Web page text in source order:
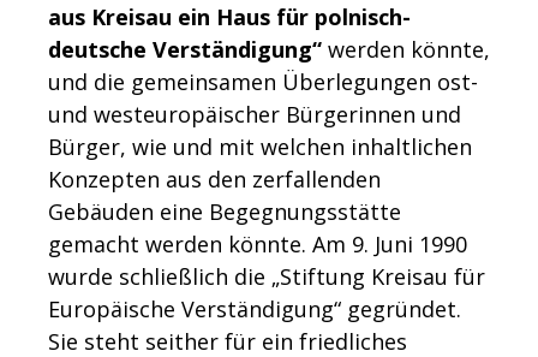
aus Kreisau ein Haus für polnisch-
deutsche Verständigung“ werden könnte,
und die gemeinsamen Überlegungen ost-
und westeuropäischer Bürgerinnen und
Bürger, wie und mit welchen inhaltlichen
Konzepten aus den zerfallenden
Gebäuden eine Begegnungsstätte
gemacht werden könnte. Am 9. Juni 1990
wurde schließlich die „Stiftung Kreisau für
Europäische Verständigung“ gegründet.
Sie steht seither für ein friedliches